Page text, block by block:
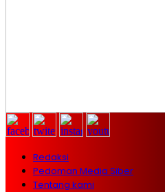
Redaksi
Pedoman Media Siber
Tentang kami